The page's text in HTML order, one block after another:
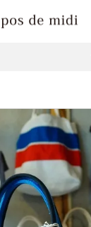
新規会員登録